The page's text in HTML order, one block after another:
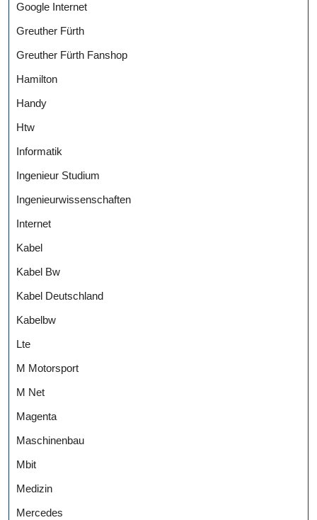
Google Internet
Greuther Fürth
Greuther Fürth Fanshop
Hamilton
Handy
Htw
Informatik
Ingenieur Studium
Ingenieurwissenschaften
Internet
Kabel
Kabel Bw
Kabel Deutschland
Kabelbw
Lte
M Motorsport
M Net
Magenta
Maschinenbau
Mbit
Medizin
Mercedes